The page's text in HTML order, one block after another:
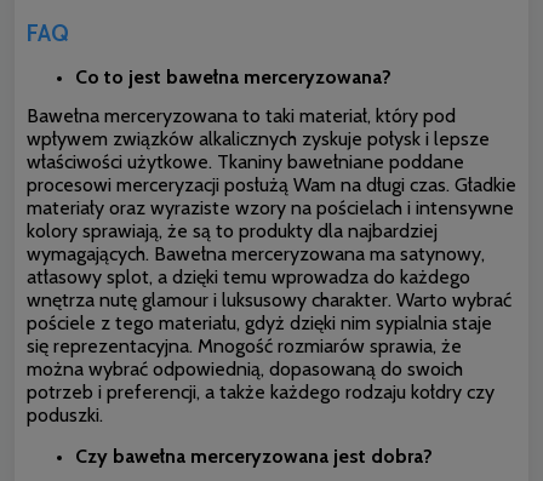
FAQ
Co to jest bawełna merceryzowana?
Bawełna merceryzowana to taki materiał, który pod
wpływem związków alkalicznych zyskuje połysk i lepsze
właściwości użytkowe. Tkaniny bawełniane poddane
procesowi merceryzacji posłużą Wam na długi czas. Gładkie
materiały oraz wyraziste wzory na pościelach i intensywne
kolory sprawiają, że są to produkty dla najbardziej
wymagających. Bawełna merceryzowana ma satynowy,
atłasowy splot, a dzięki temu wprowadza do każdego
wnętrza nutę glamour i luksusowy charakter. Warto wybrać
pościele z tego materiału, gdyż dzięki nim sypialnia staje
się reprezentacyjna. Mnogość rozmiarów sprawia, że
można wybrać odpowiednią, dopasowaną do swoich
potrzeb i preferencji, a także każdego rodzaju kołdry czy
poduszki.
Czy bawełna merceryzowana jest dobra?